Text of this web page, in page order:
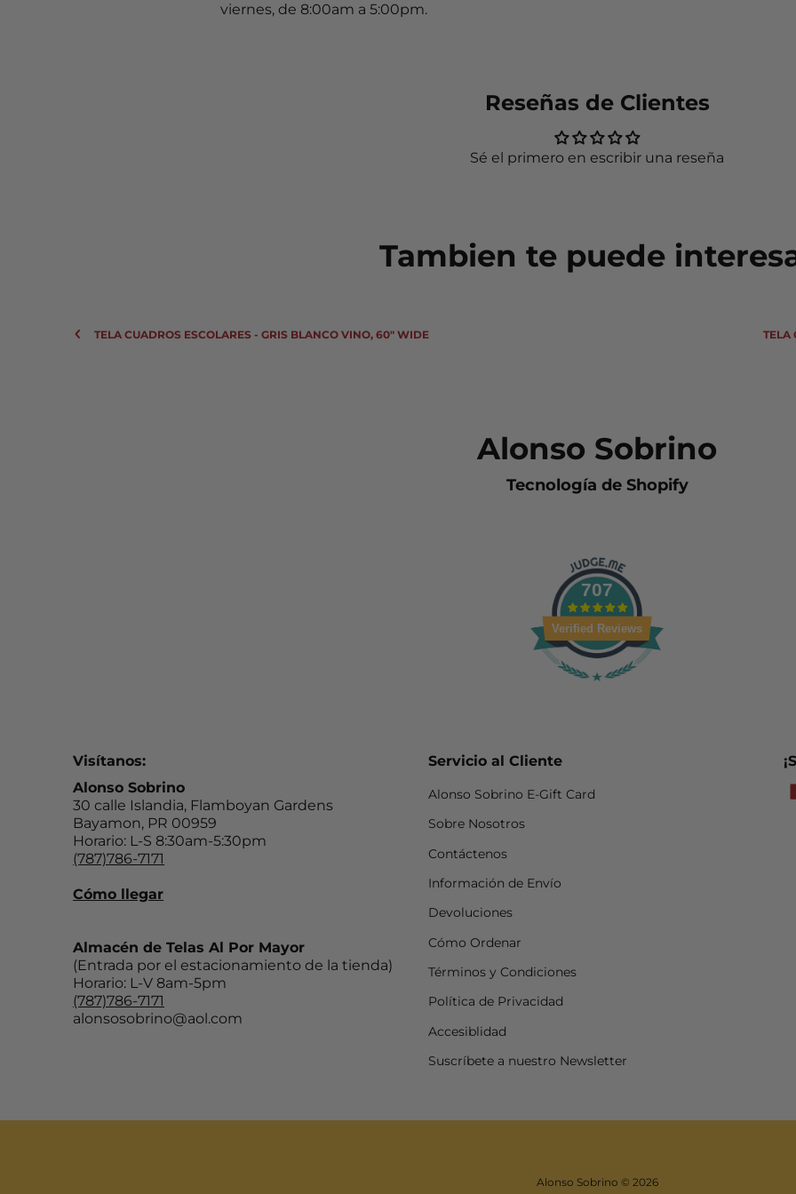
viernes, de 8:00am a 5:00pm.
Reseñas de Clientes
Sé el primero en escribir una reseña
Tambien te puede
TELA CUADROS ESCOLARES - GRIS BLANCO VINO, 60" WIDE TELA
Alonso Sobrino
Tecnología de Shopify
707
Verified Reviews
Visítanos:
Alonso Sobrino
30 calle Islandia, Flamboyan Gardens
Bayamon, PR 00959
Horario: L-S 8:30am-5:30pm
(787)786-7171
Cómo llegar
Almacén de Telas Al Por Mayor
(Entrada por el estacionamiento de la tienda)
Horario: L-V 8am-5pm
(787)786-7171
alonsosobrino@aol.com
Servicio al Cliente
Alonso Sobrino E-Gift Card
Sobre Nosotros
Contáctenos
Información de Envío
Devoluciones
Cómo Ordenar
Términos y Condiciones
Política de Privacidad
Accesiblidad
Suscríbete a nuestro Newsletter
Alonso Sobrino © 2026